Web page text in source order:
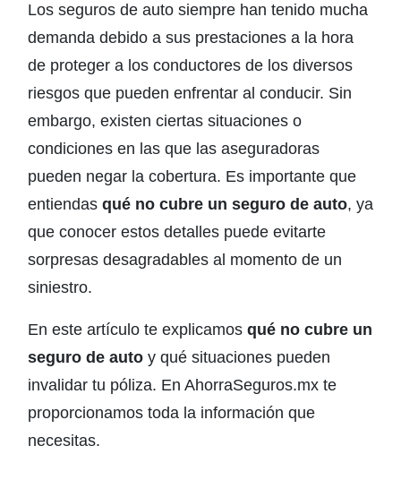
Los seguros de auto siempre han tenido mucha
demanda debido a sus prestaciones a la hora
de proteger a los conductores de los diversos
riesgos que pueden enfrentar al conducir. Sin
embargo, existen ciertas situaciones o
condiciones en las que las aseguradoras
pueden negar la cobertura. Es importante que
entiendas qué no cubre un seguro de auto, ya
que conocer estos detalles puede evitarte
sorpresas desagradables al momento de un
siniestro.
En este artículo te explicamos qué no cubre un
seguro de auto y qué situaciones pueden
invalidar tu póliza. En AhorraSeguros.mx te
proporcionamos toda la información que
necesitas.